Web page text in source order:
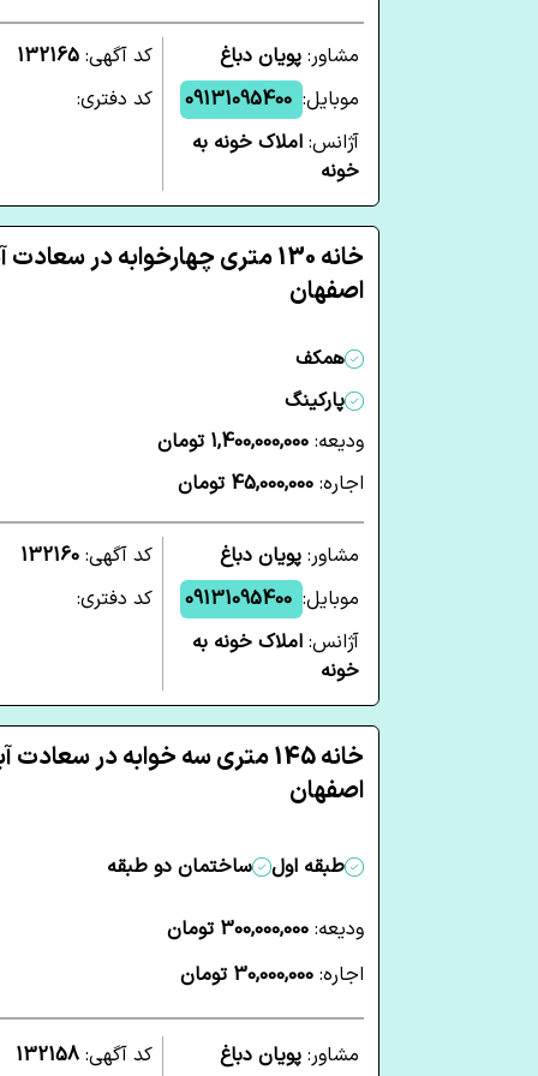
مشاور: پویان دباغ
موبایل: 09131095400
آژانس: املاک خونه به
خونه
کد آگهی: 132165
کد دفتری:
خانه 130 متری چهارخوابه در سعادت
اصفهان
همکف
پارکینگ
ودیعه: 1,400,000,000 تومان
اجاره: 45,000,000 تومان
مشاور: پویان دباغ
موبایل: 09131095400
آژانس: املاک خونه به
خونه
کد آگهی: 132160
کد دفتری:
خانه 145 متری سه خوابه در سعادت
اصفهان
طبقه اول ساختمان دو طبقه
ودیعه: 300,000,000 تومان
اجاره: 30,000,000 تومان
مشاور: پویان دباغ کد آگهی: 132158